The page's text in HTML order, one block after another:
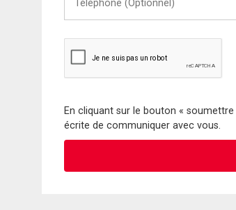
(Optionnel)
En cliquant sur le bouton «
écrite de communiquer avec vous.